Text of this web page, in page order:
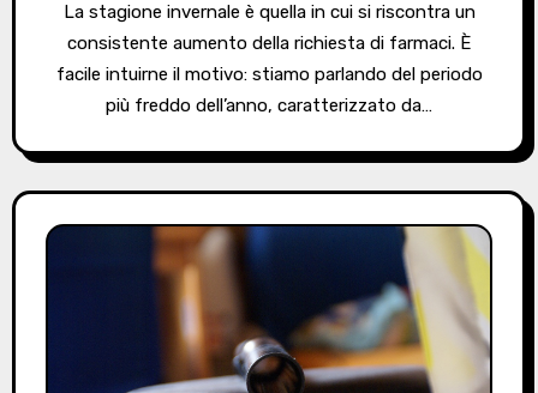
La stagione invernale è quella in cui si riscontra un
consistente aumento della richiesta di farmaci. È
facile intuirne il motivo: stiamo parlando del periodo
più freddo dell’anno, caratterizzato da…